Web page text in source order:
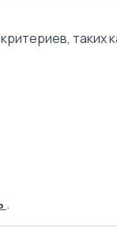
таких
.